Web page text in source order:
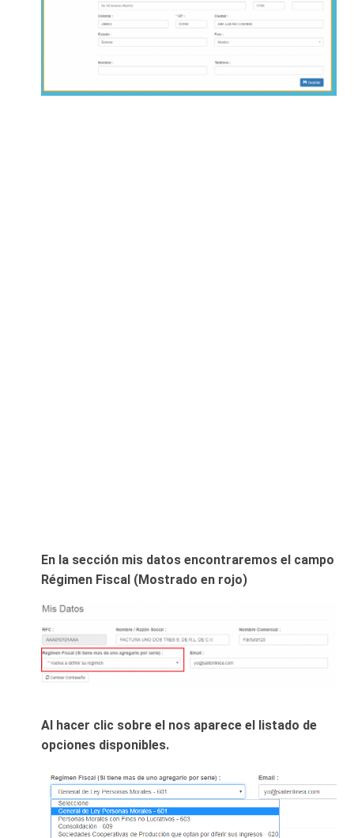
En la sección mis datos encontraremos el campo
Régimen Fiscal (Mostrado en rojo)
Al hacer clic sobre el nos aparece el listado de
opciones disponibles.